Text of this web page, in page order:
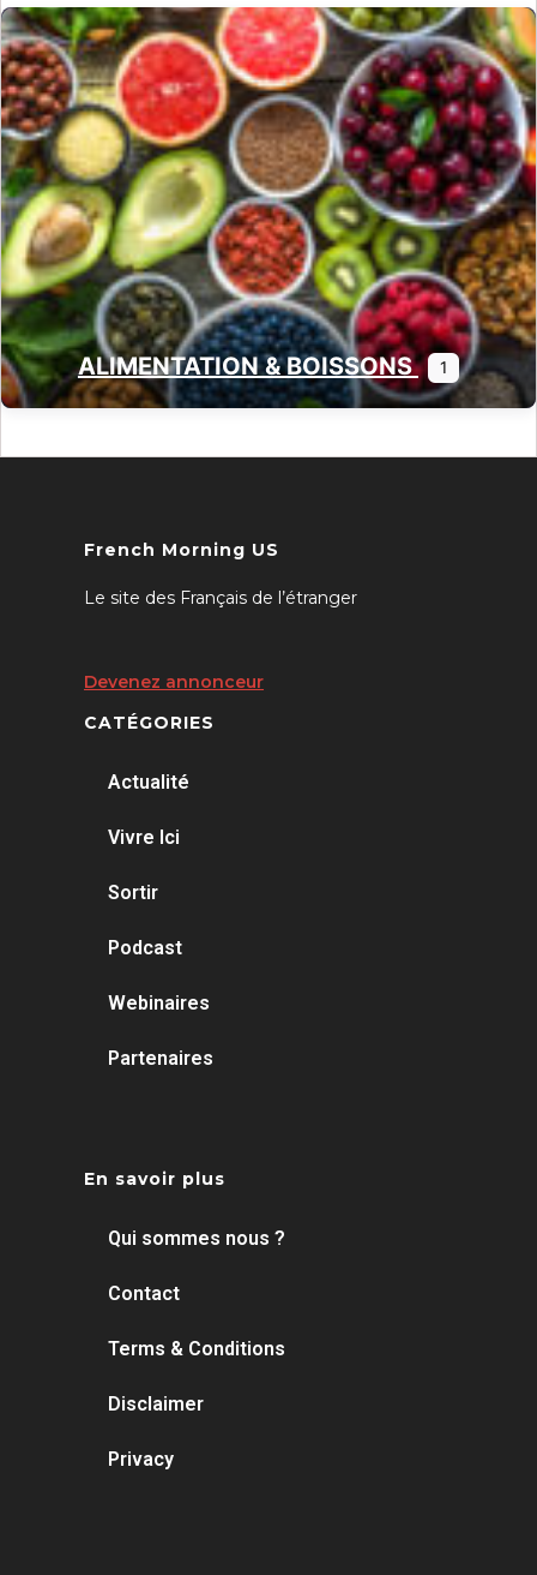
ALIMENTATION & BOISSONS 1
French Morning US
Le site des Français de l’étranger
Devenez annonceur
CATÉGORIES
Actualité
Vivre Ici
Sortir
Podcast
Webinaires
Partenaires
En savoir plus
Qui sommes nous ?
Contact
Terms & Conditions
Disclaimer
Privacy